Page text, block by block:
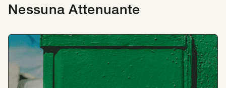
Nessuna Attenuante